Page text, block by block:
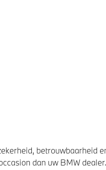
betrouwbaarheid
dan uw BMW